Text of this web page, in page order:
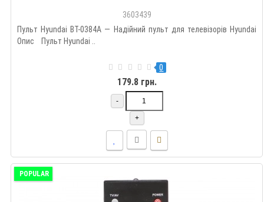
3603439
Пульт Hyundai BT-0384A — Надійний пульт для телевізорів Hyundai
Опис Пульт Hyundai ..
0
179.8 грн.
-
+
POPULAR